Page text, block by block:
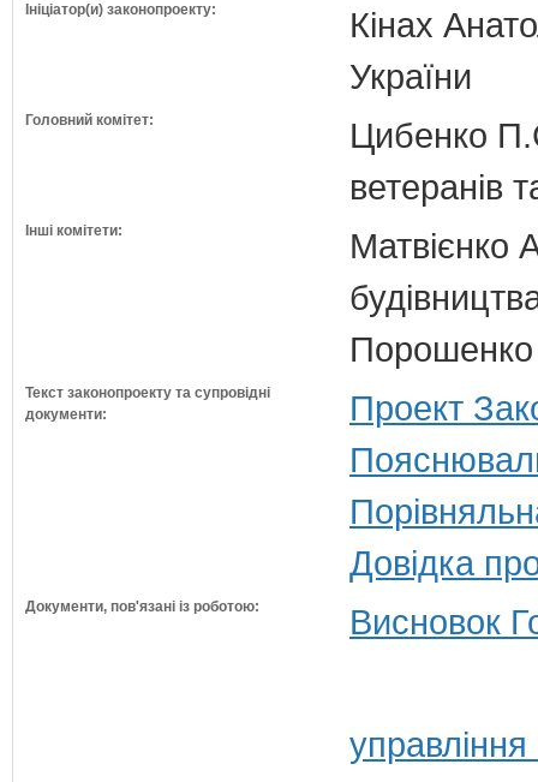
Ініціатор(и) законопроекту:
Кінах
України
Головний комітет:
Цибенко
ветеранів
Інші комітети:
Матвієнко
Порошенко
Текст законопроекту та супровідні
документи:
Проект
Довідка
Документи, пов'язані із роботою: Висновок